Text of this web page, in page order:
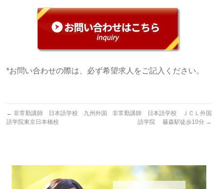
*お問い合わせの際は、必ず希望求人をご記入ください。
← 非常勤講師 日本語学校 九州外国
語学院東京日本橋校
非常勤講師 日本語学校 ＪＣＬ外国
語学院 藤森駅徒歩10分 →